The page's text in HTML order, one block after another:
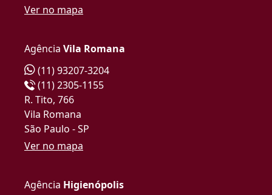
Ver no mapa
Agência Vila Romana
(11) 93207-3204
(11) 2305-1155
R. Tito, 766
Vila Romana
São Paulo - SP
Ver no mapa
Agência Higienópolis